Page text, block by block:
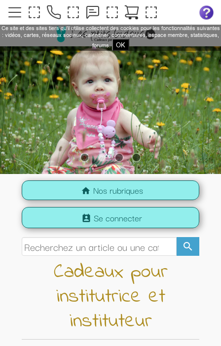
home Nos rubriques
search
perm_contact_calendar Se connecter
Cadeaux pour
institutrice et
instituteur
Ce site et des sites tiers qu'il utilise collectent des cookies pour les fonctionnalités suivantes
: vidéos, cartes, réseaux sociaux, calendrier, commentaires, espace membre, statistiques,
forums.
OK